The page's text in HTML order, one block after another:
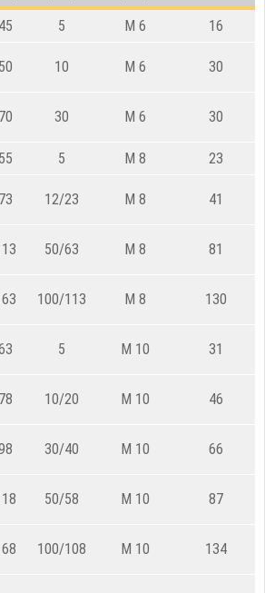
45 5 M 6
16
50 10 M 6 30
70 30 M 6 30
55 5 M 8
23
73 12/23 M 8 41
50/63 M 8 81
100/113 M 8 130
5 M 10 31
78 10/20 M 10 46
30/40 M 10 66
50/58 M 10 87
100/108 M 10 134